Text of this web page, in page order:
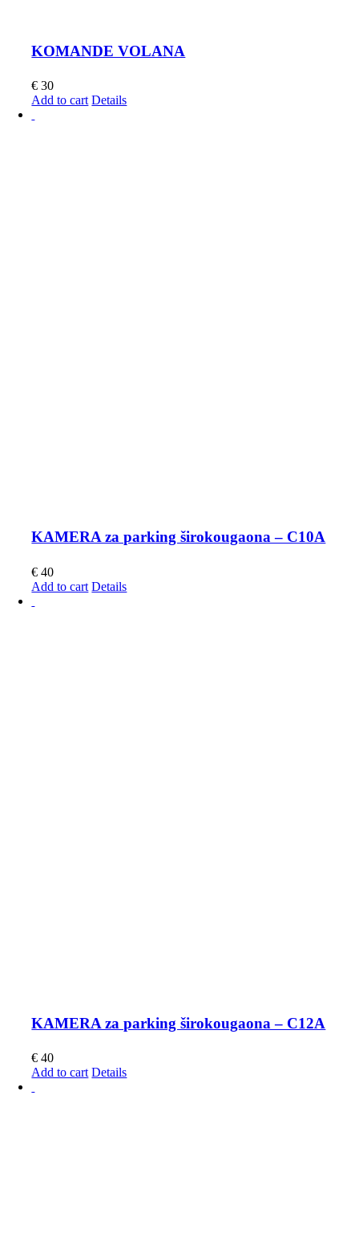
KOMANDE VOLANA
€ 30
Add to cart Details
KAMERA za parking širokougaona – C10A
€ 40
Add to cart Details
KAMERA za parking širokougaona – C12A
€ 40
Add to cart Details